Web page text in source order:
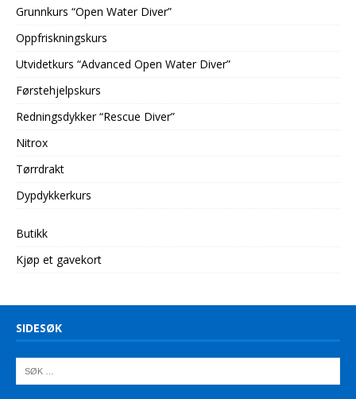
Grunnkurs “Open Water Diver”
Oppfriskningskurs
Utvidetkurs “Advanced Open Water Diver”
Førstehjelpskurs
Redningsdykker “Rescue Diver”
Nitrox
Tørrdrakt
Dypdykkerkurs
Butikk
Kjøp et gavekort
SIDESØK